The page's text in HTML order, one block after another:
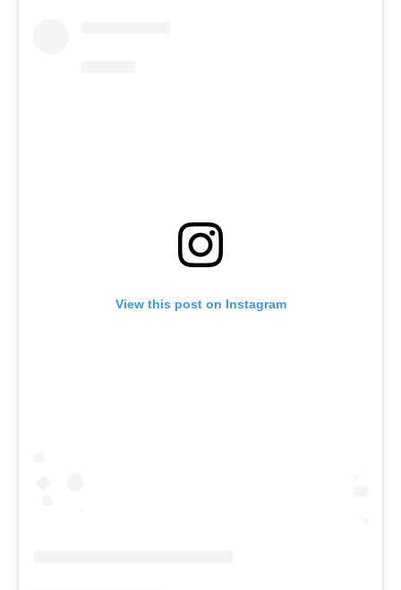
View this post on Instagram